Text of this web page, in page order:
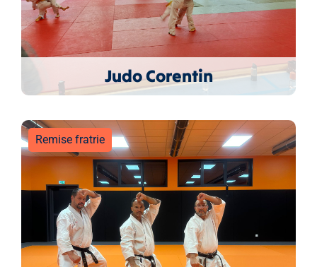
Judo Corentin
Remise fratrie